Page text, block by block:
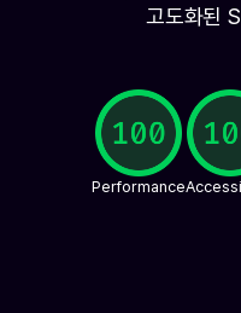
고도화된
Performance